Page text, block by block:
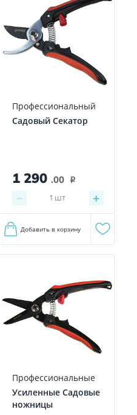
Профессиональный
Садовый Секатор
1 290 .00 i
− +
1 шт
Добавить в корзину
Профессиональные
Усиленные Садовые
ножницы